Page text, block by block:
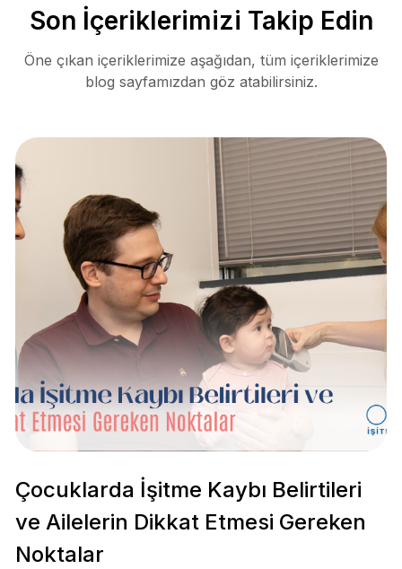
Son İçeriklerimizi Takip Edin
Öne çıkan içeriklerimize aşağıdan, tüm içeriklerimize
blog sayfamızdan göz atabilirsiniz.
Çocuklarda İşitme Kaybı Belirtileri
ve Ailelerin Dikkat Etmesi Gereken
Noktalar